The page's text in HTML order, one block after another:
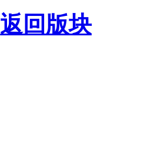
返回版块